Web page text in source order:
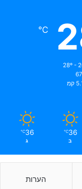
℃
קמ
36
℃
ב
36
℃
ג
הערות